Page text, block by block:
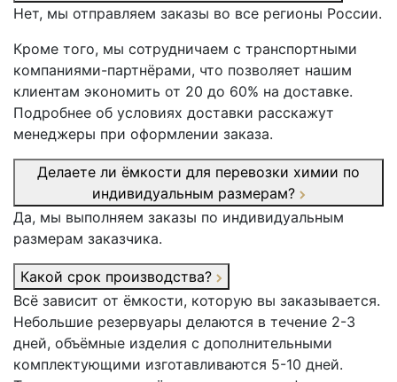
Нет, мы отправляем заказы во все регионы России.
Кроме того, мы сотрудничаем с транспортными
компаниями-партнёрами, что позволяет нашим
клиентам экономить от 20 до 60% на доставке.
Подробнее об условиях доставки расскажут
менеджеры при оформлении заказа.
Делаете ли ёмкости для перевозки химии по
индивидуальным размерам?
Да, мы выполняем заказы по индивидуальным
размерам заказчика.
Какой срок производства?
Всё зависит от ёмкости, которую вы заказывается.
Небольшие резервуары делаются в течение 2-3
дней, объёмные изделия с дополнительными
комплектующими изготавливаются 5-10 дней.